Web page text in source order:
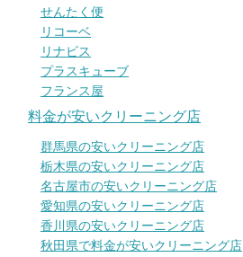
せんたく便
リコーベ
リナビス
プラスキューブ
フランス屋
料金が安いクリーニング店
群馬県の安いクリーニング店
栃木県の安いクリーニング店
名古屋市の安いクリーニング店
愛知県の安いクリーニング店
香川県の安いクリーニング店
秋田県で料金が安いクリーニング店